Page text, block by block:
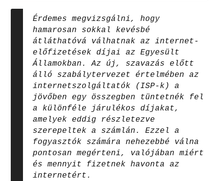
Érdemes megvizsgálni, hogy
hamarosan sokkal kevésbé
átláthatóvá válhatnak az internet-
előfizetések díjai az Egyesült
Államokban. Az új, szavazás előtt
álló szabálytervezet értelmében az
internetszolgáltatók (ISP-k) a
jövőben egy összegben tüntetnék fel
a különféle járulékos díjakat,
amelyek eddig részletezve
szerepeltek a számlán. Ezzel a
fogyasztók számára nehezebbé válna
pontosan megérteni, valójában miért
és mennyit fizetnek havonta az
internetért.